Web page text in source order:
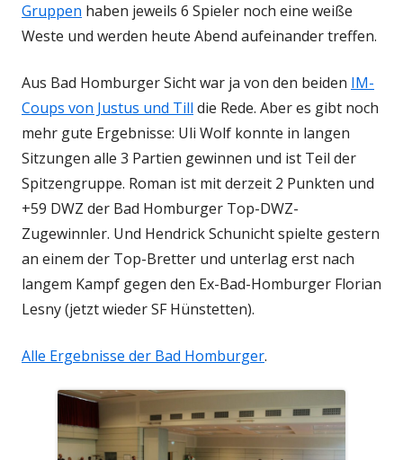
Gruppen haben jeweils 6 Spieler noch eine weiße
Weste und werden heute Abend aufeinander treffen.
Aus Bad Homburger Sicht war ja von den beiden IM-
Coups von Justus und Till die Rede. Aber es gibt noch
mehr gute Ergebnisse: Uli Wolf konnte in langen
Sitzungen alle 3 Partien gewinnen und ist Teil der
Spitzengruppe. Roman ist mit derzeit 2 Punkten und
+59 DWZ der Bad Homburger Top-DWZ-
Zugewinnler. Und Hendrick Schunicht spielte gestern
an einem der Top-Bretter und unterlag erst nach
langem Kampf gegen den Ex-Bad-Homburger Florian
Lesny (jetzt wieder SF Hünstetten).
Alle Ergebnisse der Bad Homburger.